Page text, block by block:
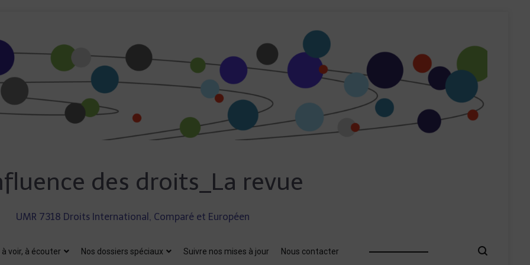
des droits_La revue
UMR 7318 Droits International, Comparé et Européen
à voir, à écouter Nos dossiers spéciaux Suivre nos mises à jour Nous contacter